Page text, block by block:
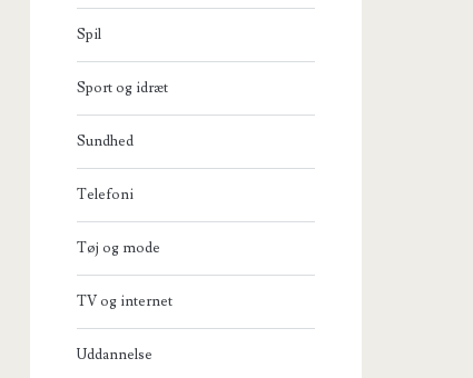
Spil
Sport og idræt
Sundhed
Telefoni
Tøj og mode
TV og internet
Uddannelse